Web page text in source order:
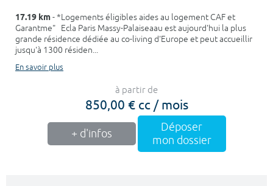
17.19 km- *Logements éligibles aides au logement CAF et
Garantme" Ecla Paris Massy-Palaiseaau est aujourd'hui la plus
grande résidence dédiée au co-living d'Europe et peut accueillir
jusqu'à 1300 résiden...
En savoir plus
à partir de
850,00 € cc / mois
+ d'infos
Déposer
mon dossier